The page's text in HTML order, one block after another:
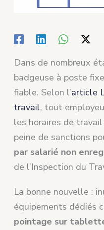
Dans de nombreux
badgeuse à poste
fiable. Selon l’article
travail, tout
les horaires de
peine de sanctions
par salarié non
de l’Inspection du
La bonne nouvelle :
équipements dédiés
pointage sur